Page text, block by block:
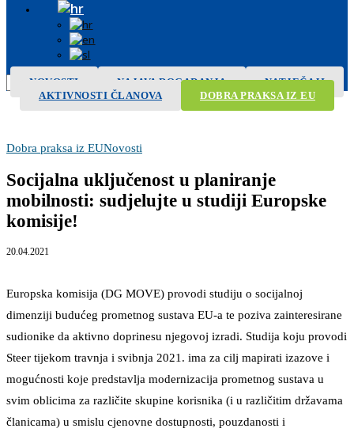
Search
NOVOSTI NAJAVA DOGAĐANJA
NATJEČAJI
AKTIVNOSTI ČLANOVA
DOBRA PRAKSA IZ EU
Dobra praksa iz EUNovosti
Socijalna uključenost u planiranje
mobilnosti: sudjelujte u studiji Europske
komisije!
20.04.2021
Europska komisija (DG MOVE) provodi studiju o socijalnoj
dimenziji budućeg prometnog sustava EU-a te poziva zainteresirane
sudionike da aktivno doprinesu njegovoj izradi. Studija koju provodi
Steer tijekom travnja i svibnja 2021. ima za cilj mapirati izazove i
mogućnosti koje predstavlja modernizacija prometnog sustava u
svim oblicima za različite skupine korisnika (i u različitim državama
članicama) u smislu cjenovne dostupnosti, pouzdanosti i